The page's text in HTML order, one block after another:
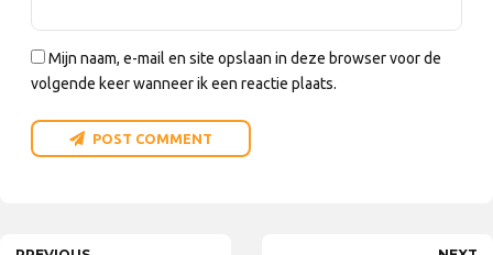
Mijn naam, e-mail en site opslaan in deze browser voor de
volgende keer wanneer ik een reactie plaats.
POST COMMENT